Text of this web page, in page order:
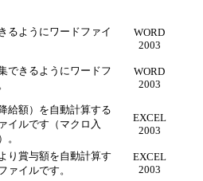
るようにワードファイ
WORD
2003
できるようにワードフ
WORD
2003
給額）を自動計算する
イルです（マクロ入
。
EXCEL
2003
り賞与額を自動計算す
ァイルです。
EXCEL
2003